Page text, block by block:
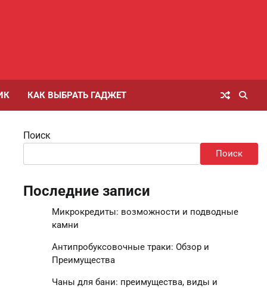
КАК ВЫБРАТЬ ГАДЖЕТ
Поиск
Поиск
Последние записи
Микрокредиты: возможности и подводные
камни
Антипробуксовочные траки: Обзор и
Преимущества
Чаны для бани: преимущества, виды и